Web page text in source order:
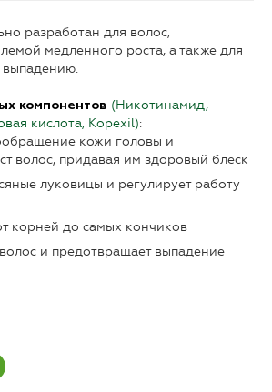
разработан для волос,
медленного роста, а также для
выпадению.
компонентов (Никотинамид,
кислота, Kopexil):
кожи головы и
волос, придавая им здоровый блеск
луковицы и регулирует работу
корней до самых кончиков
и предотвращает выпадение